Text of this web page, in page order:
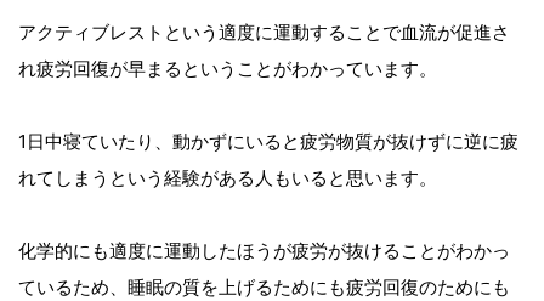
アクティブレストという適度に運動することで血流が促進さ
れ疲労回復が早まるということがわかっています。
1日中寝ていたり、動かずにいると疲労物質が抜けずに逆に疲
れてしまうという経験がある人もいると思います。
化学的にも適度に運動したほうが疲労が抜けることがわかっ
ているため、睡眠の質を上げるためにも疲労回復のためにも